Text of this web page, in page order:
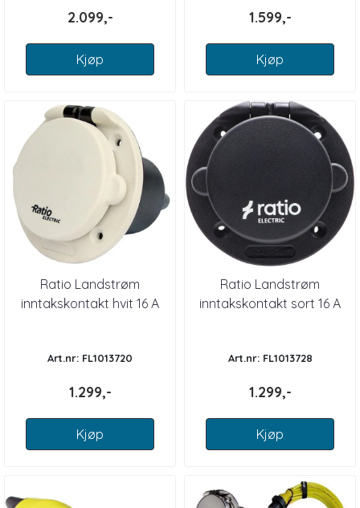
2.099,-
Kjøp
1.599,-
Kjøp
Ratio Landstrøm
inntakskontakt hvit 16 A
Art.nr: FL1013720
1.299,-
Kjøp
Ratio Landstrøm
inntakskontakt sort 16 A
Art.nr: FL1013728
1.299,-
Kjøp